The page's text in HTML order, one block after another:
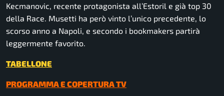
Kecmanovic, recente protagonista all’Estoril e già top 30
della Race. Musetti ha però vinto l’unico precedente, lo
scorso anno a Napoli, e secondo i bookmakers partirà
leggermente favorito.
TABELLONE
PROGRAMMA E COPERTURA TV